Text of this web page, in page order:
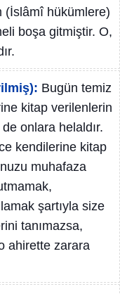
(İslâmî hükümlere)
boşa gitmiştir. O,
Bugün temiz
kitap verilenlerin
onlara helaldır.
kendilerine kitap
muhafaza
şartıyla size
tanımazsa,
ahirette zarara